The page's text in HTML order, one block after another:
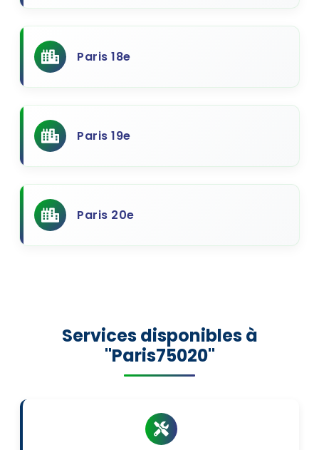
Paris 18e
Paris 19e
Paris 20e
Services disponibles à
"Paris75020"